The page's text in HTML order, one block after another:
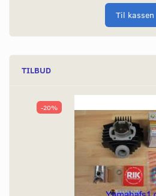
Til kassen
TILBUD
-20%